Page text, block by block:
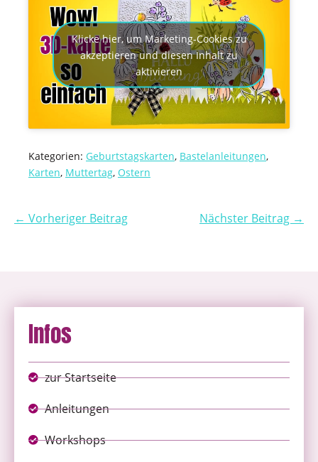
Klicke hier, um Marketing-Cookies zu
akzeptieren und diesen Inhalt zu
aktivieren
Kategorien: Geburtstagskarten, Bastelanleitungen,
Karten, Muttertag, Ostern
← Vorheriger Beitrag Nächster Beitrag →
Infos
zur Startseite
Anleitungen
Workshops